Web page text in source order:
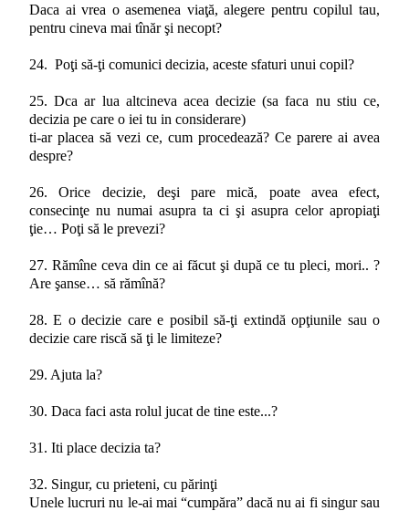
Daca ai vrea o asemenea viaţă, alegere pentru copilul tau,
pentru cineva mai tînăr şi necopt?
24. Poţi să-ţi comunici decizia, aceste sfaturi unui copil?
25. Dca ar lua altcineva acea decizie (sa faca nu stiu ce,
decizia pe care o iei tu in considerare)
ti-ar placea să vezi ce, cum procedează? Ce parere ai avea
despre?
26. Orice decizie, deşi pare mică, poate avea efect,
consecinţe nu numai asupra ta ci şi asupra celor apropiaţi
ţie… Poţi să le prevezi?
27. Rămîne ceva din ce ai făcut şi după ce tu pleci, mori.. ?
Are şanse… să rămînă?
28. E o decizie care e posibil să-ţi extindă opţiunile sau o
decizie care riscă să ţi le limiteze?
29. Ajuta la?
30. Daca faci asta rolul jucat de tine este...?
31. Iti place decizia ta?
32. Singur, cu prieteni, cu părinţi
Unele lucruri nu le-ai mai “cumpăra” dacă nu ai fi singur sau